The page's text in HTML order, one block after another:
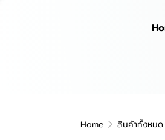
Home สินค้าทั้งหมด